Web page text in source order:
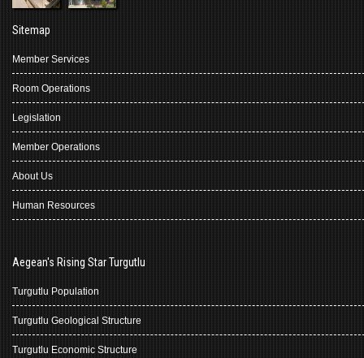
Sitemap
Member Services
Room Operations
Legislation
Member Operations
About Us
Human Resources
Aegean's Rising Star Turgutlu
Turgutlu Population
Turgutlu Geological Structure
Turgutlu Economic Structure